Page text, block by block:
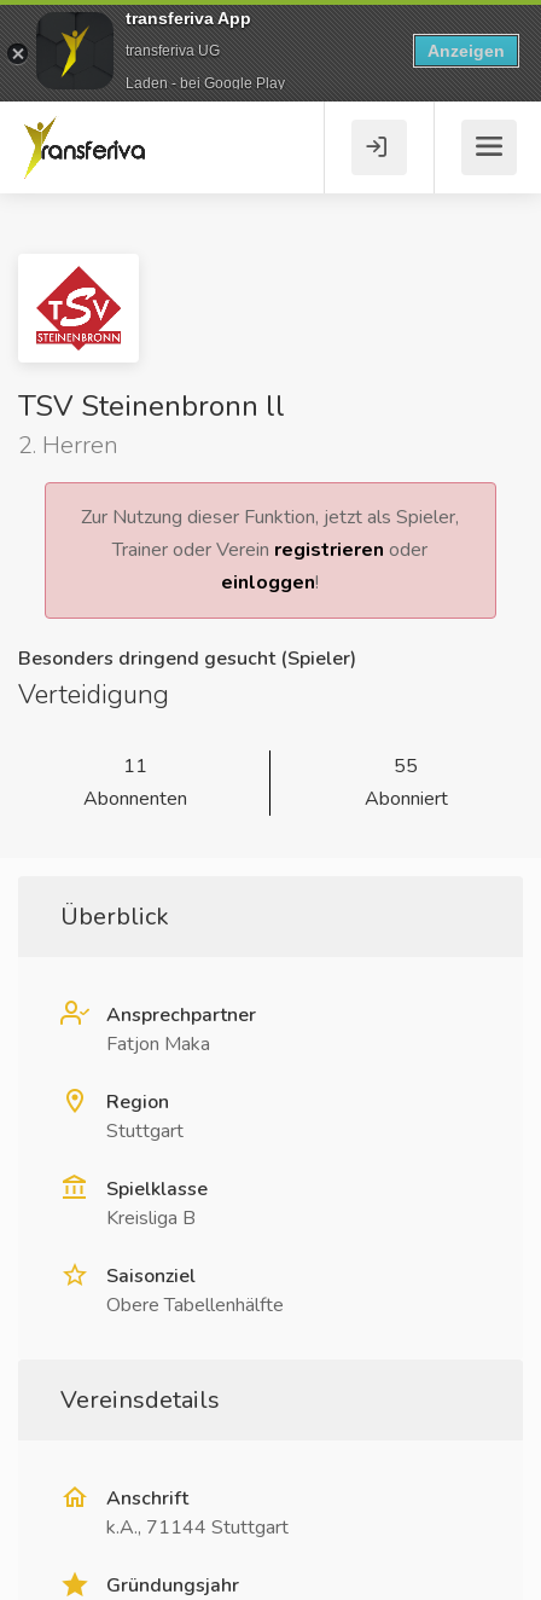
TSV Steinenbronn ll
2. Herren
Zur Nutzung dieser Funktion, jetzt als Spieler,
Trainer oder Verein registrieren oder
einloggen!
Besonders dringend gesucht (Spieler)
Verteidigung
11
Abonnenten
55
Abonniert
Überblick
Ansprechpartner
Fatjon Maka
Region
Stuttgart
Spielklasse
Kreisliga B
Saisonziel
Obere Tabellenhälfte
Vereinsdetails
Anschrift
k.A., 71144 Stuttgart
Gründungsjahr
transferiva App
transferiva UG
Laden - bei Google Play
Anzeigen